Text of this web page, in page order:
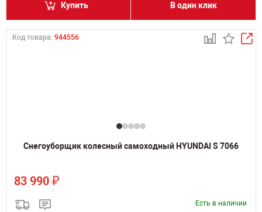
Купить В один клик
Код товара: 944556
Снегоуборщик колесный самоходный HYUNDAI S 7066
83 990 ₽
Есть в наличии